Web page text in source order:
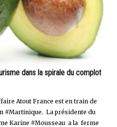
dans la spirale du complot
Atout France est en train de
#Martinique. La présidente du
Karine #Mousseau a la ferme